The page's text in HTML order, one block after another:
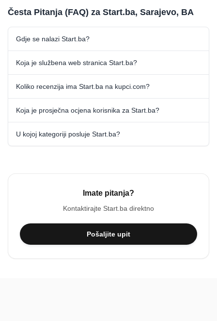
Česta Pitanja (FAQ) za Start.ba, Sarajevo, BA
Gdje se nalazi Start.ba?
Koja je službena web stranica Start.ba?
Koliko recenzija ima Start.ba na kupci.com?
Koja je prosječna ocjena korisnika za Start.ba?
U kojoj kategoriji posluje Start.ba?
Imate pitanja?
Kontaktirajte Start.ba direktno
Pošaljite upit